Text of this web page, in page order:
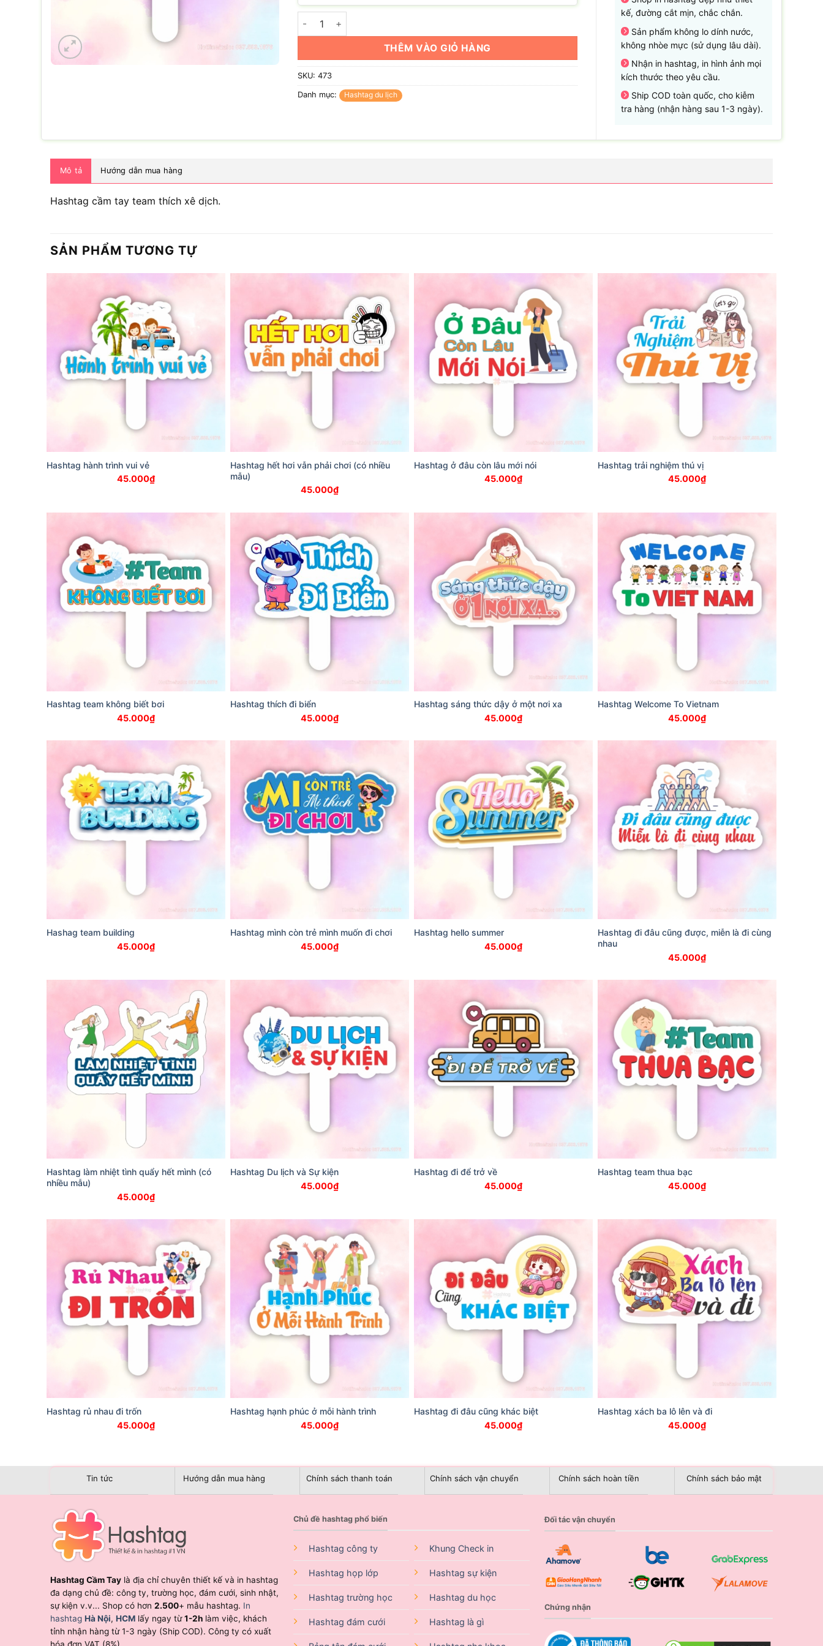
Hashtag team thích xê dịch số lượng
THÊM VÀO GIỎ HÀNG
SKU: 473
Danh mục: Hashtag du lịch
kế, đường cắt mịn, chắc chắn.
Sản phẩm không lo dính nước,
không nhòe mực (sử dụng lâu dài).
Nhận in hashtag, in hình ảnh mọi
kích thước theo yêu cầu.
Ship COD toàn quốc, cho kiễm
tra hàng (nhận hàng sau 1-3 ngày).
Mô tả Hướng dẫn mua hàng
Hashtag cầm tay team thích xê dịch.
SẢN PHẨM TƯƠNG TỰ
Hashtag hành trình vui vẻ
45.000₫
Hashtag hết hơi vẫn phải chơi (có nhiều
mẫu)
45.000₫
Hashtag ở đâu còn lâu mới nói
45.000₫
Hashtag trải nghiệm thú vị
45.000₫
Hashtag team không biết bơi
45.000₫
Hashtag thích đi biển
45.000₫
Hashtag sáng thức dậy ở một nơi xa
45.000₫
Hashtag Welcome To Vietnam
45.000₫
Hashag team building
45.000₫
Hashtag mình còn trẻ mình muốn đi chơi
45.000₫
Hashtag hello summer
45.000₫
Hashtag đi đâu cũng được, miễn là đi cùng
nhau
45.000₫
Hashtag làm nhiệt tình quẩy hết mình (có
nhiều mẫu)
45.000₫
Hashtag Du lịch và Sự kiện
45.000₫
Hashtag đi để trở về
45.000₫
Hashtag team thua bạc
45.000₫
Hashtag rủ nhau đi trốn
45.000₫
Hashtag hạnh phúc ở mỗi hành trình
45.000₫
Hashtag đi đâu cũng khác biệt
45.000₫
Hashtag xách ba lô lên và đi
45.000₫
Tin tức Hướng dẫn mua hàng Chính sách thanh toán Chính sách vận chuyển Chính sách hoàn tiền Chính sách bảo mật
Hashtag Cầm Tay là địa chỉ chuyên thiết kế và in hashtag
đa dạng chủ đề: công ty, trường học, đám cưới, sinh nhật,
sự kiện v.v... Shop có hơn 2.500+ mẫu hashtag. In
hashtag Hà Nội, HCM lấy ngay từ1-2h làm việc, khách
tỉnh nhận hàng từ 1-3 ngày (Ship COD). Công ty có xuất
hóa đơn VAT (8%).
Chủ đề hashtag phổ biến
Hashtag công ty
Hashtag họp lớp
Hashtag trường học
Hashtag đám cưới
Khung Check in
Hashtag sự kiện
Hashtag du học
Hashtag là gì
Đối tác vận chuyển
Chứng nhận